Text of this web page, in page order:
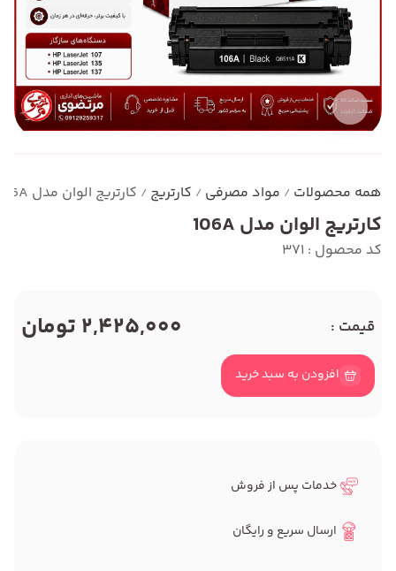
همه محصولات / مواد مصرفی / کارتریج / کارتریج الوان مدل 106A
کارتریج الوان مدل 106A
کد محصول : 371
قیمت : 2,425,000 تومان
افزودن به سبد خرید
خدمات پس از فروش
ارسال سریع و رایگان